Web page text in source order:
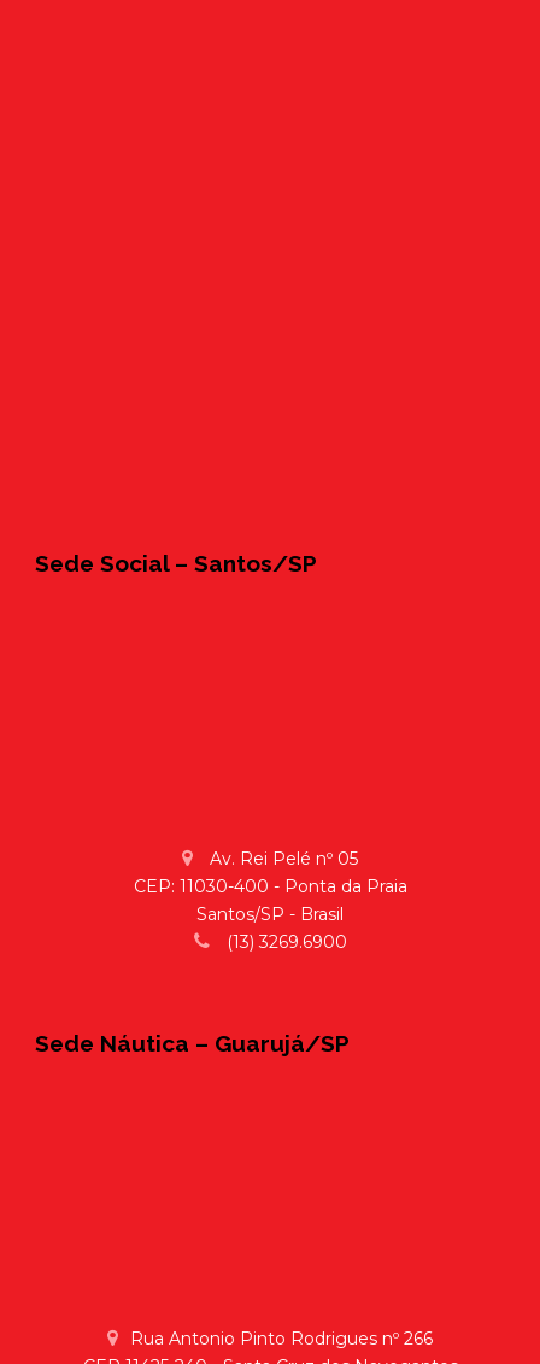
Sede Social – Santos/SP
Av. Rei Pelé nº 05
CEP: 11030-400 - Ponta da Praia
Santos/SP - Brasil
(13) 3269.6900
Sede Náutica – Guarujá/SP
Rua Antonio Pinto Rodrigues nº 266